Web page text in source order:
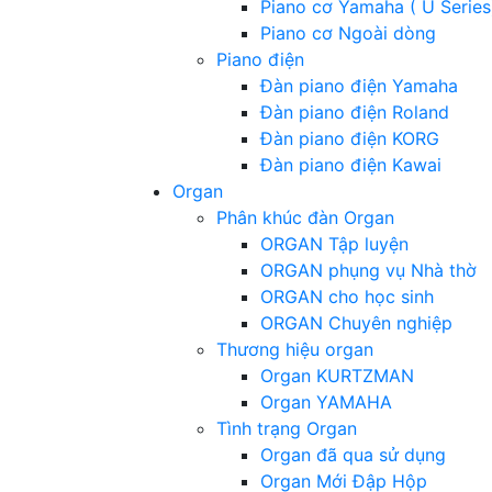
Piano cơ Yamaha ( U
Piano cơ Ngoài dòng
Piano điện
Đàn piano điện Yamaha
Đàn piano điện Roland
Đàn piano điện KORG
Đàn piano điện Kawai
Organ
Phân khúc đàn Organ
ORGAN Tập luyện
ORGAN phụng vụ Nhà thờ
ORGAN cho học sinh
ORGAN Chuyên nghiệp
Thương hiệu organ
Organ KURTZMAN
Organ YAMAHA
Tình trạng Organ
Organ đã qua sử dụng
Organ Mới Đập Hộp